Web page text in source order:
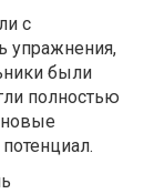
с
упражнения,
были
полностью
новые